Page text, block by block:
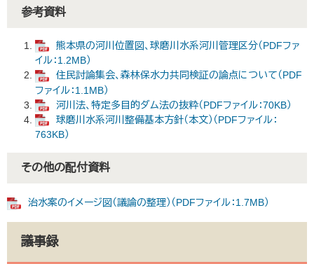
参考資料
熊本県の河川位置図、球磨川水系河川管理区分（PDFファ
イル：1.2MB）
住民討論集会、森林保水力共同検証の論点について（PDF
ファイル：1.1MB）
河川法、特定多目的ダム法の抜粋（PDFファイル：70KB）
球磨川水系河川整備基本方針（本文）（PDFファイル：
763KB）
その他の配付資料
治水案のイメージ図（議論の整理）（PDFファイル：1.7MB）
議事録